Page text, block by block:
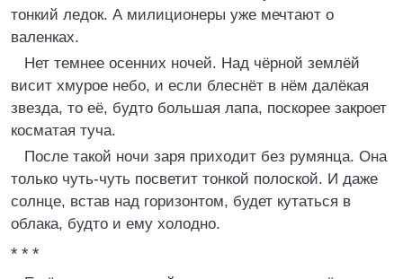
тонкий ледок. А милиционеры уже мечтают о
валенках.
Нет темнее осенних ночей. Над чёрной землёй
висит хмурое небо, и если блеснёт в нём далёкая
звезда, то её, будто большая лапа, поскорее закроет
косматая туча.
После такой ночи заря приходит без румянца. Она
только чуть-чуть посветит тонкой полоской. И даже
солнце, встав над горизонтом, будет кутаться в
облака, будто и ему холодно.
* * *